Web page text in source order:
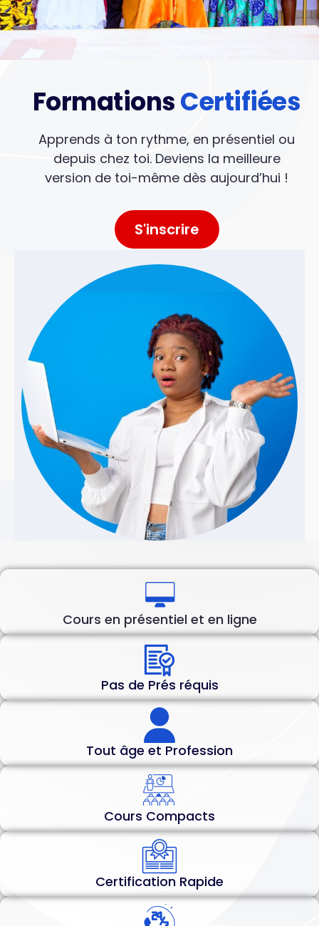
FormationsCertifiées
Apprends à ton rythme, en présentiel ou
depuis chez toi. Deviens la meilleure
version de toi-même dès aujourd’hui !
S'inscrire
Cours en présentiel et en ligne
Pas de Prés réquis
Tout âge et Profession
Cours Compacts
Certification Rapide